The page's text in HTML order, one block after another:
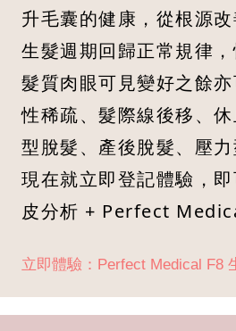
升毛囊的健康，從根源
生髮週期回歸正常規律，
髮質肉眼可見變好之餘
性稀疏、髮際線後移、
型脫髮、產後脫髮、壓力
現在就立即登記體驗，
皮分析 + Perfect
立即體驗：Perfect Medical F8